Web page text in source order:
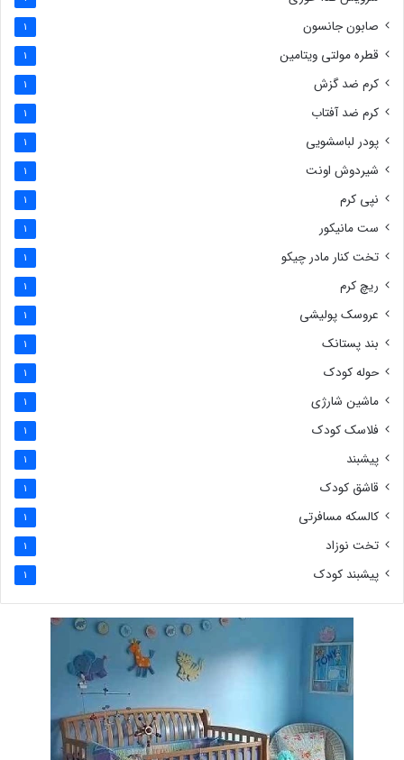
صابون جانسون 1
قطره مولتی ویتامین 1
کرم ضد گزش 1
کرم ضد آفتاب 1
پودر لباسشویی 1
شیردوش اونت 1
نپی کرم 1
ست مانیکور 1
تخت کنار مادر چیکو 1
ریچ کرم 1
عروسک پولیشی 1
بند پستانک 1
حوله کودک 1
ماشین شارژی 1
فلاسک کودک 1
پیشبند 1
قاشق کودک 1
کالسکه مسافرتی 1
تخت نوزاد 1
پیشبند کودک 1